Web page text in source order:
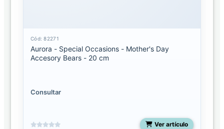
Cód: 82271
Aurora - Special Occasions - Mother's Day
Accesory Bears - 20 cm
Consultar
Ver artículo